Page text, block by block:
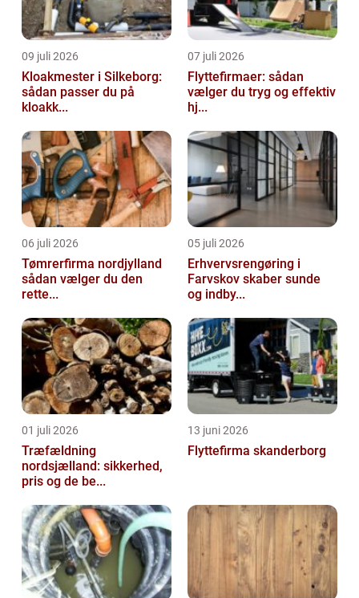
09 juli 2026
Kloakmester i Silkeborg:
sådan passer du på
kloakk...
07 juli 2026
Flyttefirmaer: sådan
vælger du tryg og effektiv
hj...
06 juli 2026
Tømrerfirma nordjylland
sådan vælger du den
rette...
05 juli 2026
Erhvervsrengøring i
Farvskov skaber sunde
og indby...
01 juli 2026
Træfældning
nordsjælland: sikkerhed,
pris og de be...
13 juni 2026
Flyttefirma skanderborg